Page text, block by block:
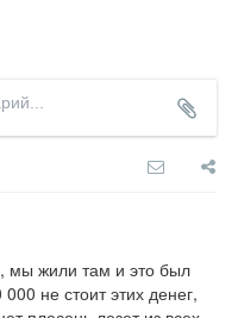
мы жили там и это был
не стоит этих денег,